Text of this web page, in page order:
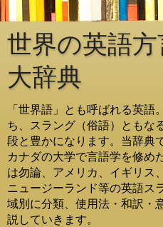
世界の英語
大辞典
「世界語」とも呼ばれる英
ち、スラング（俗語）ともな
段と豊かになります。当辞典
カナダの大学で言語学を修め
は勿論、アメリカ、イギリス
ニュージーランド等の英語ス
域別に分類、使用法・和訳・
説していきます。